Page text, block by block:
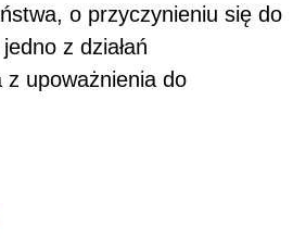
o przyczynieniu się do
z działań
z upoważnienia do